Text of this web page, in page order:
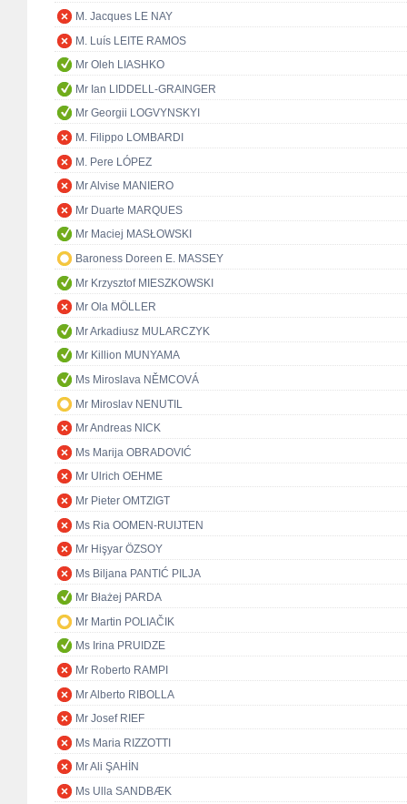
M. Jacques LE NAY
M. Luís LEITE RAMOS
Mr Oleh LIASHKO
Mr Ian LIDDELL-GRAINGER
Mr Georgii LOGVYNSKYI
M. Filippo LOMBARDI
M. Pere LÓPEZ
Mr Alvise MANIERO
Mr Duarte MARQUES
Mr Maciej MASŁOWSKI
Baroness Doreen E. MASSEY
Mr Krzysztof MIESZKOWSKI
Mr Ola MÖLLER
Mr Arkadiusz MULARCZYK
Mr Killion MUNYAMA
Ms Miroslava NĚMCOVÁ
Mr Miroslav NENUTIL
Mr Andreas NICK
Ms Marija OBRADOVIĆ
Mr Ulrich OEHME
Mr Pieter OMTZIGT
Ms Ria OOMEN-RUIJTEN
Mr Hişyar ÖZSOY
Ms Biljana PANTIĆ PILJA
Mr Błażej PARDA
Mr Martin POLIAČIK
Ms Irina PRUIDZE
Mr Roberto RAMPI
Mr Alberto RIBOLLA
Mr Josef RIEF
Ms Maria RIZZOTTI
Mr Ali ŞAHİN
Ms Ulla SANDBÆK